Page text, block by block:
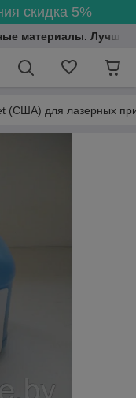
скидка 5%
материалы.
(США) для лазерных